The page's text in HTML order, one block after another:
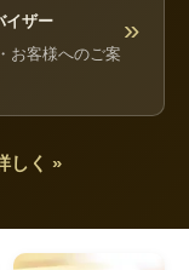
イザー
お客様へのご案
»
しく »